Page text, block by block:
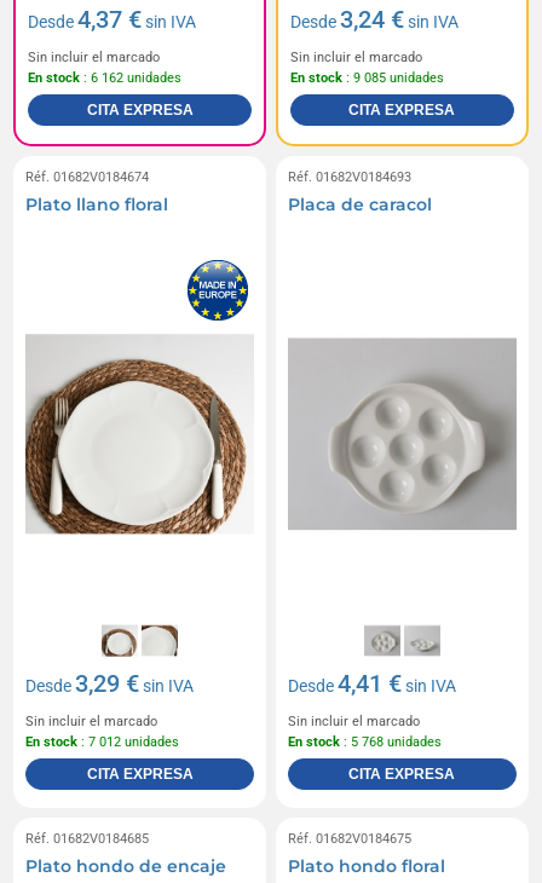
Desde4,37 €sin IVA
Sin incluir el marcado
En stock : 6 162 unidades
CITA EXPRESA
Desde3,24 €sin IVA
Sin incluir el marcado
En stock : 9 085 unidades
CITA EXPRESA
Réf. 01682V0184674
Plato llano floral
Desde3,29 €sin IVA
Sin incluir el marcado
En stock : 7 012 unidades
CITA EXPRESA
Réf. 01682V0184693
Placa de caracol
Desde4,41 €sin IVA
Sin incluir el marcado
En stock : 5 768 unidades
CITA EXPRESA
Réf. 01682V0184685
Plato hondo de encaje
Réf. 01682V0184675
Plato hondo floral